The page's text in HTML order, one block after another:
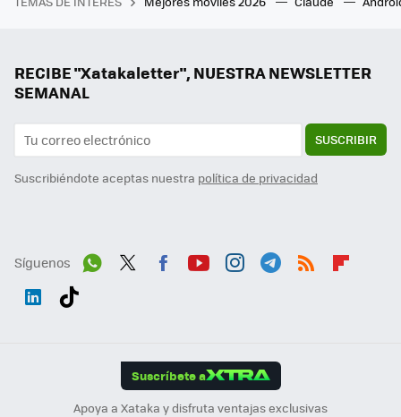
RECIBE "Xatakaletter", NUESTRA NEWSLETTER
SEMANAL
SUSCRIBIR
Suscribiéndote aceptas nuestra política de privacidad
Síguenos
Suscríbete a
Apoya a Xataka y disfruta ventajas exclusivas